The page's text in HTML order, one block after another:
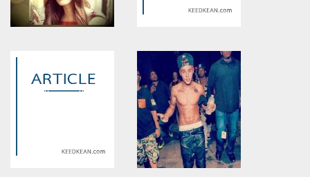
assumed 'article_topic' (this
will throw an Error in a future
/home/keedkean/domains/keedkean.com/public_html/include/article/
Warning: Use of undefined
constant article_topic -
assumed 'article_topic' (this
will throw an Error in a future
version of PHP) in
/home/keedkean/domains/
on line534
รักแรกพบนายจัสติน